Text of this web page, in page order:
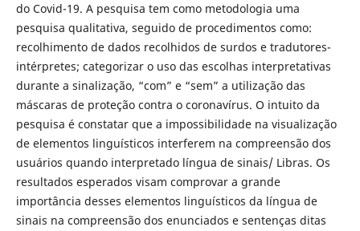
do Covid-19. A pesquisa tem como metodologia uma
pesquisa qualitativa, seguido de procedimentos como:
recolhimento de dados recolhidos de surdos e tradutores-
intérpretes; categorizar o uso das escolhas interpretativas
durante a sinalização, “com” e “sem” a utilização das
máscaras de proteção contra o coronavírus. O intuito da
pesquisa é constatar que a impossibilidade na visualização
de elementos linguísticos interferem na compreensão dos
usuários quando interpretado língua de sinais/ Libras. Os
resultados esperados visam comprovar a grande
importância desses elementos linguísticos da língua de
sinais na compreensão dos enunciados e sentenças ditas